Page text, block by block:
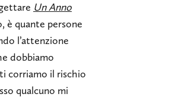
Un Anno
è quante persone
l’attenzione
dobbiamo
corriamo il rischio
qualcuno mi